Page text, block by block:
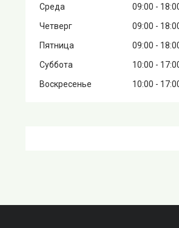
Среда
09:00
Четверг
09:00
Пятница
09:00
Суббота
10:00
Воскресенье
10:00